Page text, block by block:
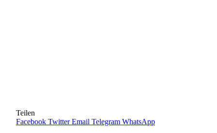
Teilen
Facebook Twitter Email Telegram WhatsApp